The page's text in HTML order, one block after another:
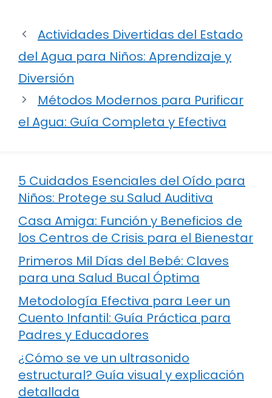
Actividades Divertidas del Estado
del Agua para Niños: Aprendizaje y
Diversión
Métodos Modernos para Purificar
el Agua: Guía Completa y Efectiva
5 Cuidados Esenciales del Oído para
Niños: Protege su Salud Auditiva
Casa Amiga: Función y Beneficios de
los Centros de Crisis para el Bienestar
Primeros Mil Días del Bebé: Claves
para una Salud Bucal Óptima
Metodología Efectiva para Leer un
Cuento Infantil: Guía Práctica para
Padres y Educadores
¿Cómo se ve un ultrasonido
estructural? Guía visual y explicación
detallada